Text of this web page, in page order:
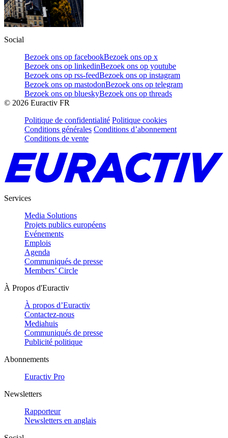
Social
Bezoek ons op facebookBezoek ons op x
Bezoek ons op linkedinBezoek ons op youtube
Bezoek ons op rss-feedBezoek ons op instagram
Bezoek ons op mastodonBezoek ons op telegram
Bezoek ons op blueskyBezoek ons op threads
© 2026 Euractiv FR
Politique de confidentialité Politique cookies
Conditions générales Conditions d’abonnement
Conditions de vente
Services
Media Solutions
Projets publics européens
Evénements
Emplois
Agenda
Communiqués de presse
Members’ Circle
À Propos d'Euractiv
À propos d’Euractiv
Contactez-nous
Mediahuis
Communiqués de presse
Publicité politique
Abonnements
Euractiv Pro
Newsletters
Rapporteur
Newsletters en anglais